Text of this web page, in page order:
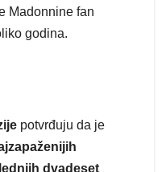
Madonnine fan
godina.
potvrđuju da je
dvadeset